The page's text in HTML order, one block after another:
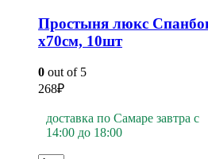
Простыня люкс
х70см, 10шт
0 out of 5
268₽
доставка по Самаре завтра с
14:00 до 18:00